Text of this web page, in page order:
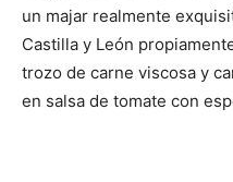
un majar realmente
Castilla y León
trozo de carne viscosa y
en salsa de tomate con